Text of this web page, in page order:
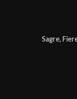
Sagre,